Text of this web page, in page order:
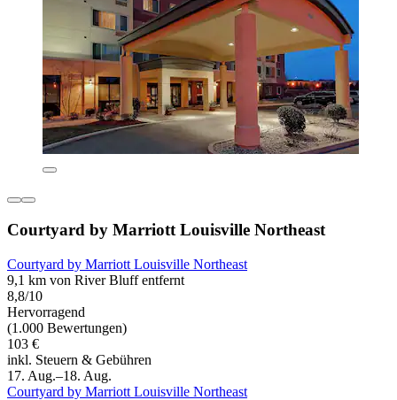
Courtyard by Marriott Louisville Northeast
Courtyard by Marriott Louisville Northeast
9,1 km von River Bluff entfernt
8,8/10
Hervorragend
(1.000 Bewertungen)
103 €
inkl. Steuern & Gebühren
17. Aug.–18. Aug.
Courtyard by Marriott Louisville Northeast